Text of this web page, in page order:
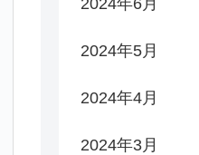
2024年5月
2024年4月
2024年3月